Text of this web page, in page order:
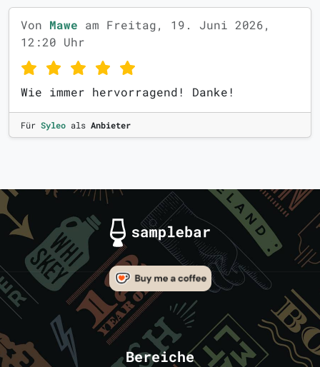
Von Mawe am Freitag, 19. Juni 2026,
12:20 Uhr
Wie immer hervorragend! Danke!
Für Syleo als Anbieter
Bereiche